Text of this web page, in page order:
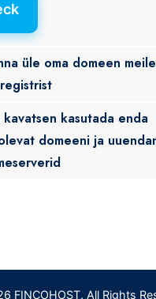
üle oma domeen meile
kavatsen kasutada enda
domeeni ja
FINCOHOST. All Rights